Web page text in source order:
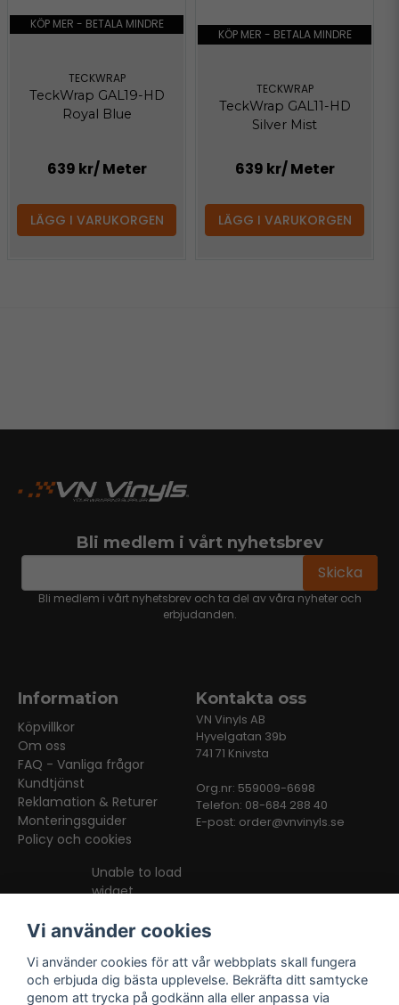
KÖP MER - BETALA MINDRE
TECKWRAP
TeckWrap GAL19-HD
Royal Blue
639 kr/ Meter
LÄGG I VARUKORGEN
KÖP MER - BETALA MINDRE
TECKWRAP
TeckWrap GAL11-HD
Silver Mist
639 kr/ Meter
LÄGG I VARUKORGEN
Bli medlem i vårt nyhetsbrev
email Skicka
Bli medlem i vårt nyhetsbrev och ta del av våra nyheter och
erbjudanden.
Information
Köpvillkor
Om oss
FAQ - Vanliga frågor
Kundtjänst
Reklamation & Returer
Monteringsguider
Policy och cookies
Kontakta oss
VN Vinyls AB
Hyvelgatan 39b
741 71 Knivsta
Org.nr: 559009-6698
Telefon: 08-684 288 40
E-post: order@vnvinyls.se
Unable to load
widget
Vi använder cookies
Vi använder cookies för att vår webbplats skall fungera
och erbjuda dig bästa upplevelse. Bekräfta ditt samtycke
genom att trycka på godkänn alla eller anpassa via